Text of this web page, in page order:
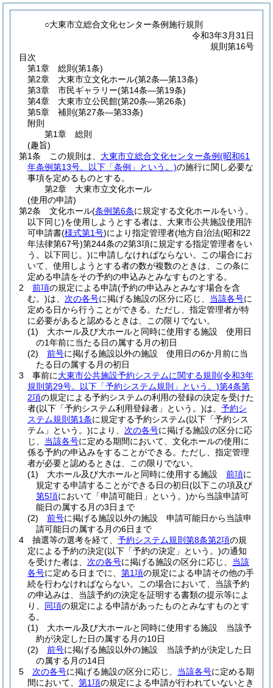
○大東市立総合文化センター条例施行規則
令和3年3月31日
規則第16号
目次
第1章
総則 (第1条)
第2章
大東市立文化ホール(第2条―第13条)
第3章
市民ギャラリー(第14条―第19条)
第4章
大東市立公民館(第20条―第26条)
第5章
補則 (第27条―第33条)
附則
第1章
総則
(趣旨)
第1条
この規則は、 大東市立総合文化センター条例(昭和61
年条例第13号。以下「条例」という。)の施行に関し必要な
事項を定めるものとする。
第2章
大東市立文化ホール
(使用の申請)
第2条
文化ホール(条例第6条に規定する文化ホールをいう。
以下同じ)を使用しようとする者は、大東市公共施設使用許
可申請書(様式第1号)により指定管理者(地方自治法(昭和22
年法律第67号)第244条の2第3項に規定する指定管理者をい
う。以下同じ。)に申請しなければならない。
この場合にお
いて、使用しようとする者の数が複数のときは、この条に
定める申請をその予約の申込みとみなすものとする。
2
前項の規定による申請(予約の申込みとみなす場合を含
む。)は、 次の各号に掲げる施設の区分に応じ、 当該各号に
定める日から行うことができる。 ただし、指定管理者が特
に必要があると認めるときは、この限りでない。
(1)
大ホール及び大ホールと同時に使用する施設 使用日
の1年前に当たる日の属する月の初日
(2)
前号に掲げる施設以外の施設 使用日の6か月前に当
たる日の属する月の初日
3
事前に大東市公共施設予約システムに関する規則 (令和3年
規則第29号。以下「予約システム規則」という。)第4条第
2項の規定による予約システムの利用の登録の決定を受けた
者(以下「予約システム利用登録者」という。)は、 予約シ
ステム規則第1条に規定する予約システム(以下「予約シス
テム」という。)により、 次の各号に掲げる施設の区分に応
じ、 当該各号に定める期間において、文化ホールの使用に
係る予約の申込みをすることができる。 ただし、指定管理
者が必要と認めるときは、この限りでない。
(1)
大ホール及び大ホールと同時に使用する施設 前項に
規定する申請することができる日の初日(以下この項及び
第5項において「申請可能日」という。)から当該申請可
能日の属する月の3日まで
(2)
前号に掲げる施設以外の施設 申請可能日から当該申
請可能日の属する月の6日まで
4
抽選等の選考を経て、 予約システム規則第8条第2項の規
定による予約の決定(以下「予約の決定」という。)の通知
を受けた者は、 次の各号に掲げる施設の区分に応じ、 当該
各号に定める日までに、 第1項の規定による申請その他の手
続を行わなければならない。
この場合において、当該予約
の申込みは、当該予約の決定を証明する書類の提示等によ
り、 同項の規定による申請があったものとみなすものとす
る。
(1)
大ホール及び大ホールと同時に使用する施設 当該予
約が決定した日の属する月の10日
(2)
前号に掲げる施設以外の施設 当該予約が決定した日
の属する月の14日
5
次の各号に掲げる施設の区分に応じ、 当該各号に定める期
間において、 第1項の規定による申請が行われていないとき